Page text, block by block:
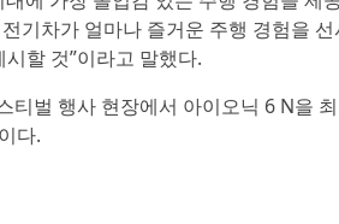
기차가 얼마나 즐거운 주행 경험을
할 것”이라고 말했다.
티벌 행사 현장에서 아이오닉 6 N을
다.